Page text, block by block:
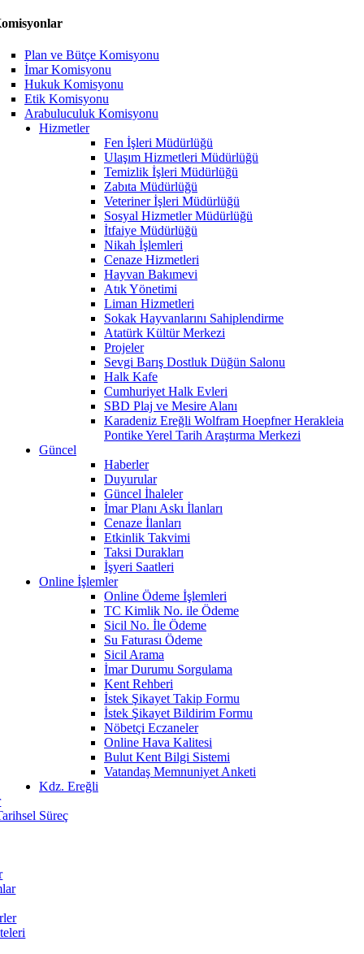
Plan ve Bütçe Komisyonu
İmar Komisyonu
Hukuk Komisyonu
Etik Komisyonu
Arabuluculuk Komisyonu
Hizmetler
Fen İşleri Müdürlüğü
Ulaşım Hizmetleri Müdürlüğü
Temizlik İşleri Müdürlüğü
Zabıta Müdürlüğü
Veteriner İşleri Müdürlüğü
Sosyal Hizmetler Müdürlüğü
İtfaiye Müdürlüğü
Nikah İşlemleri
Cenaze Hizmetleri
Hayvan Bakımevi
Atık Yönetimi
Liman Hizmetleri
Sokak Hayvanlarını Sahiplendirme
Atatürk Kültür Merkezi
Projeler
Sevgi Barış Dostluk Düğün Salonu
Halk Kafe
Cumhuriyet Halk Evleri
SBD Plaj ve Mesire Alanı
Karadeniz Ereğli Wolfram Hoepfner Herakleia
Pontike Yerel Tarih Araştırma Merkezi
Güncel
Haberler
Duyurular
Güncel İhaleler
İmar Planı Askı İlanları
Cenaze İlanları
Etkinlik Takvimi
Taksi Durakları
İşyeri Saatleri
Online İşlemler
Online Ödeme İşlemleri
TC Kimlik No. ile Ödeme
Sicil No. İle Ödeme
Su Faturası Ödeme
Sicil Arama
İmar Durumu Sorgulama
Kent Rehberi
İstek Şikayet Takip Formu
İstek Şikayet Bildirim Formu
Nöbetçi Eczaneler
Online Hava Kalitesi
Bulut Kent Bilgi Sistemi
Vatandaş Memnuniyet Anketi
Kdz. Ereğli
Süreç